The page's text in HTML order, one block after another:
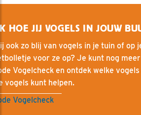
HOE JIJ VOGELS IN JOUW
ook zo blij van vogels in je tuin of op
voor ze op? Je kunt nog
Vogelcheck en ontdek welke
vogels kunt helpen.
Vogelcheck